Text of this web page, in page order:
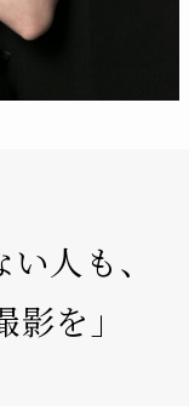
人も、
を」